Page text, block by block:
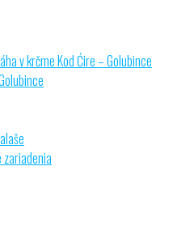
v krčme Kod Ćire – Golubince